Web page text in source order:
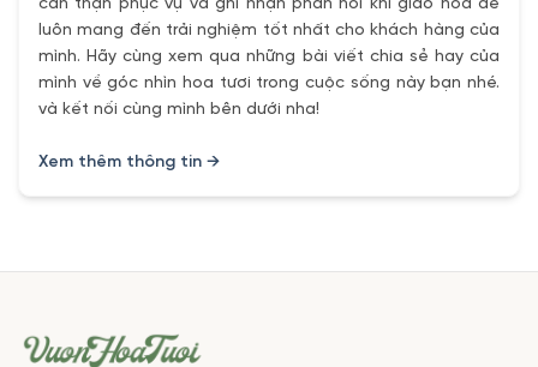
cẩn thận phục vụ và ghi nhận phản hồi khi giao hoa để
luôn mang đến trải nghiệm tốt nhất cho khách hàng của
mình. Hãy cùng xem qua những bài viết chia sẻ hay của
mình về góc nhìn hoa tươi trong cuộc sống này bạn nhé.
và kết nối cùng mình bên dưới nha!
Xem thêm thông tin →